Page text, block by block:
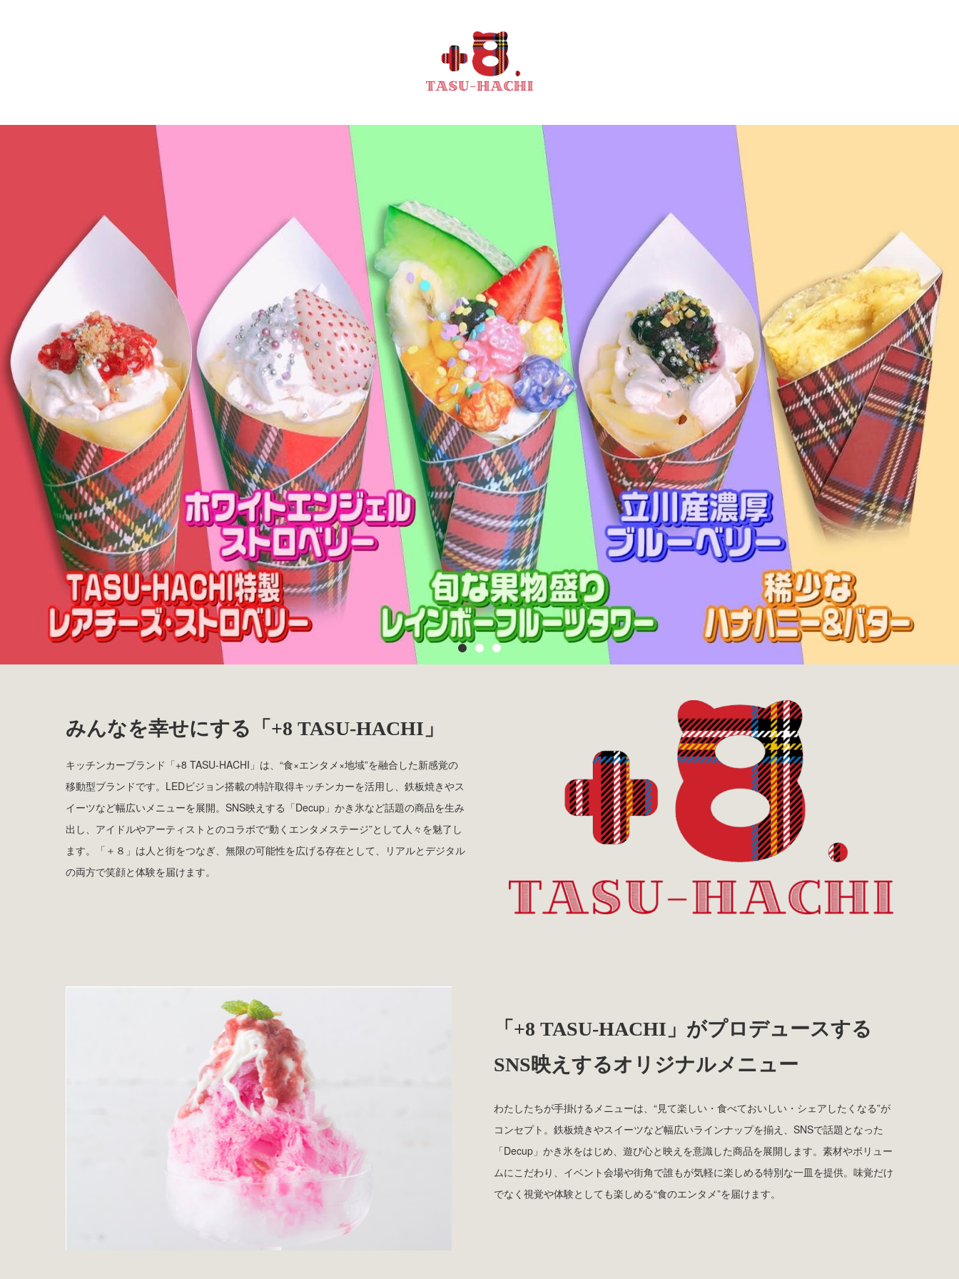
みんなを幸せにする「+8 TASU-HACHI」
キッチンカーブランド「+8 TASU-HACHI」は、“食×エンタメ×地域”を融合した新感覚の
移動型ブランドです。LEDビジョン搭載の特許取得キッチンカーを活用し、鉄板焼きやス
イーツなど幅広いメニューを展開。SNS映えする「Decup」かき氷など話題の商品を生み
出し、アイドルやアーティストとのコラボで“動くエンタメステージ”として人々を魅了し
ます。「＋８」は人と街をつなぎ、無限の可能性を広げる存在として、リアルとデジタル
の両方で笑顔と体験を届けます。
「+8 TASU-HACHI」がプロデュースする
SNS映えするオリジナルメニュー
わたしたちが手掛けるメニューは、“見て楽しい・食べておいしい・シェアしたくなる”が
コンセプト。鉄板焼きやスイーツなど幅広いラインナップを揃え、SNSで話題となった
「Decup」かき氷をはじめ、遊び心と映えを意識した商品を展開します。素材やボリュー
ムにこだわり、イベント会場や街角で誰もが気軽に楽しめる特別な一皿を提供。味覚だけ
でなく視覚や体験としても楽しめる“食のエンタメ”を届けます。